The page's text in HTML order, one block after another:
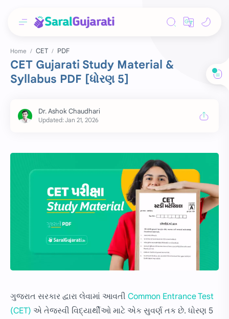
Home CET PDF
CET Gujarati Study Material &
Syllabus PDF [ધોરણ 5]
ગુજરાત સરકાર દ્વારા લેવામાં આવતી Common Entrance Test
(CET) એ તેજસ્વી વિદ્યાર્થીઓ માટે એક સુવર્ણ તક છે. ધોરણ 5